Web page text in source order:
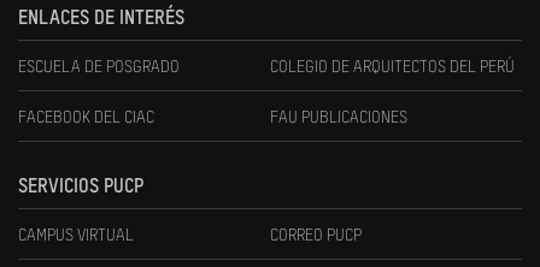
ENLACES DE INTERÉS
ESCUELA DE POSGRADO COLEGIO DE ARQUITECTOS DEL PERÚ
FACEBOOK DEL CIAC FAU PUBLICACIONES
SERVICIOS PUCP
CAMPUS VIRTUAL CORREO PUCP